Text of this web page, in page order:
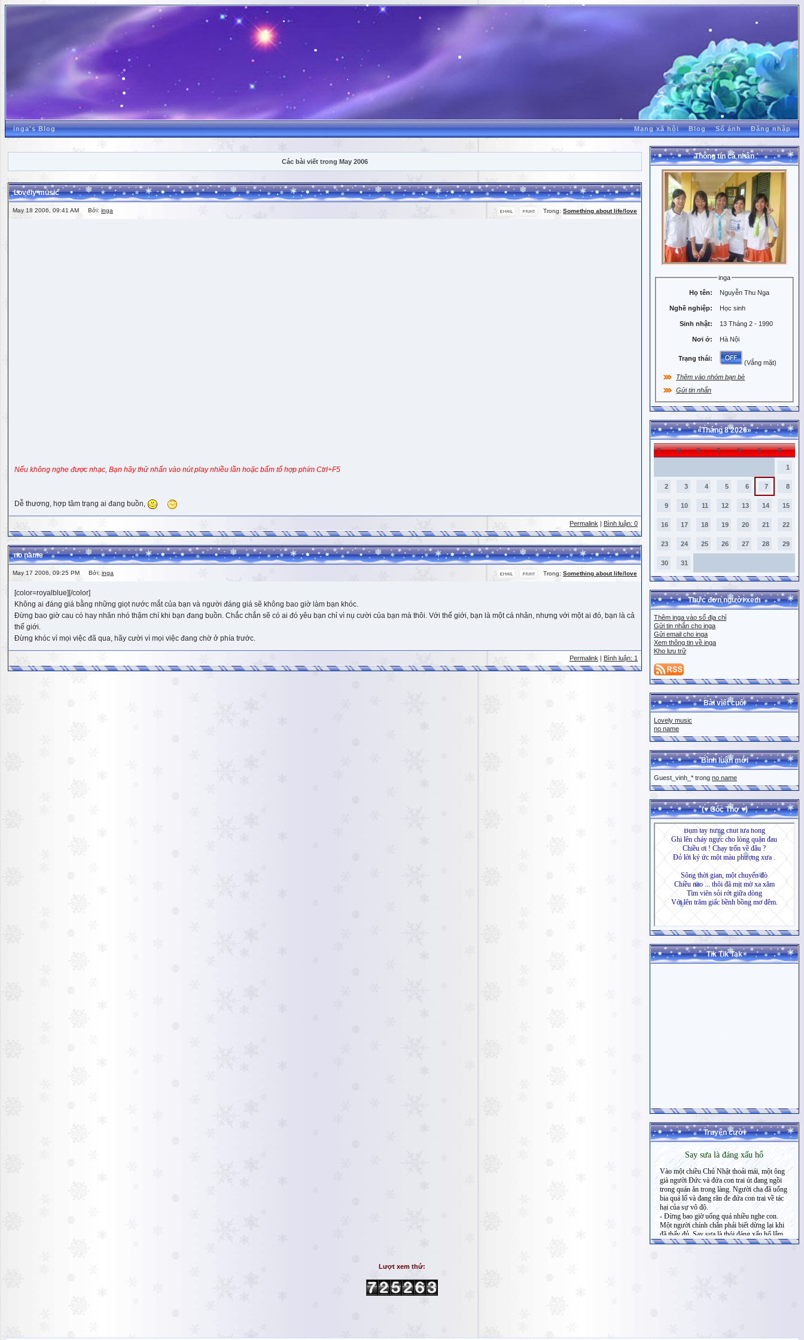
inga's Blog Mạng xã hội Blog Sổ ảnh Đăng nhập
Các bài viết trong May 2006
Lovely music
Trong: Something about life/love
May 18 2006, 09:41 AM Bởi: inga
Nếu không nghe được nhạc, Bạn hãy thử nhấn vào nút play nhiều lần hoặc bấm tổ hợp phím Ctrl+F5
Dễ thương, hợp tâm trạng ai đang buồn,
Permalink Bình luận: 0
no name
Trong: Something about life/love
May 17 2006, 09:25 PM Bởi: inga
[color=royalblue][/color]
Không ai đáng giá bằng những giọt nước mắt của bạn và người đáng giá sẽ không bao giờ làm bạn khóc.
Đừng bao giờ cau có hay nhăn nhó thậm chí khi bạn đang buồn. Chắc chắn sẽ có ai đó yêu bạn chỉ vì nụ cười của bạn mà thôi. Với thế giới, bạn là một cá nhân, nhưng với một ai đó, bạn là cả
thế giới.
Đừng khóc vì mọi việc đã qua, hãy cười vì mọi việc đang chờ ở phía trước.
Permalink Bình luận: 1
Thông tin cá nhân
inga
Họ tên: Nguyễn Thu Nga
Nghề nghiệp: Học sinh
Sinh nhật: 13 Tháng 2 - 1990
Nơi ở: Hà Nội
Trạng thái:
(Vắng mặt)
Thêm vào nhóm bạn bè
Gửi tin nhắn
«Tháng 8 2026»
C H B T N S B
1
2 3 4 5 6 7 8
9 10 11 12 13 14 15
16 17 18 19 20 21 22
23 24 25 26 27 28 29
30 31
Thực đơn người xem
Thêm inga vào sổ địa chỉ
Gửi tin nhắn cho inga
Gửi email cho inga
Xem thông tin về inga
Kho lưu trữ
Bài viết cuối
Lovely music
no name
Bình luận mới
Guest_vinh_* trong no name
(♥ Góc Thơ ♥)
Tik Tik Tak
Truyện cười
Lượt xem thứ: